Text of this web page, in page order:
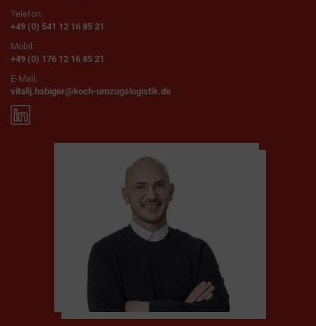
Telefon:
+49 (0) 541 12 16 85 21
Mobil:
+49 (0) 176 12 16 85 21
E-Mail:
vitalij.habiger@koch-umzugslogistik.de